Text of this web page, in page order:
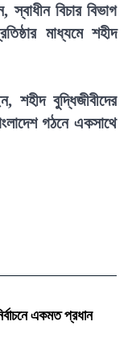
বিচার বিভাগ
মাধ্যমে শহীদ
শহীদ বুদ্ধিজীবীদের
গঠনে একসাথে
একমত প্রধান